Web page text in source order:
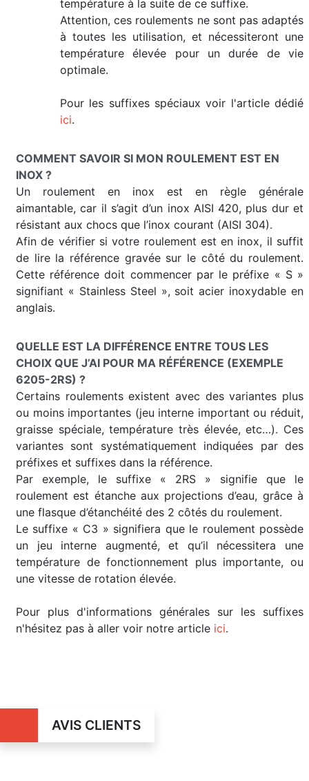
température à la suite de ce suffixe.
Attention, ces roulements ne sont pas adaptés
à toutes les utilisation, et nécessiteront une
température élevée pour un durée de vie
optimale.
Pour les suffixes spéciaux voir l'article dédié
ici.
COMMENT SAVOIR SI MON ROULEMENT EST EN
INOX ?
Un roulement en inox est en règle générale
aimantable, car il s’agit d’un inox AISI 420, plus dur et
résistant aux chocs que l’inox courant (AISI 304).
Afin de vérifier si votre roulement est en inox, il suffit
de lire la référence gravée sur le côté du roulement.
Cette référence doit commencer par le préfixe « S »
signifiant « Stainless Steel », soit acier inoxydable en
anglais.
QUELLE EST LA DIFFÉRENCE ENTRE TOUS LES
CHOIX QUE J’AI POUR MA RÉFÉRENCE (EXEMPLE
6205-2RS) ?
Certains roulements existent avec des variantes plus
ou moins importantes (jeu interne important ou réduit,
graisse spéciale, température très élevée, etc…). Ces
variantes sont systématiquement indiquées par des
préfixes et suffixes dans la référence.
Par exemple, le suffixe « 2RS » signifie que le
roulement est étanche aux projections d’eau, grâce à
une flasque d’étanchéité des 2 côtés du roulement.
Le suffixe « C3 » signifiera que le roulement possède
un jeu interne augmenté, et qu’il nécessitera une
température de fonctionnement plus importante, ou
une vitesse de rotation élevée.
Pour plus d'informations générales sur les suffixes
n'hésitez pas à aller voir notre article ici.
AVIS CLIENTS